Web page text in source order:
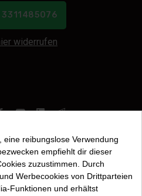
3311485076
widerrufen
im E-Commerce-Register Nr.
reibungslose Verwendung
empfiehlt dir dieser
zuzustimmen. Durch
Werbecookies von Drittparteien
Funktionen und erhältst